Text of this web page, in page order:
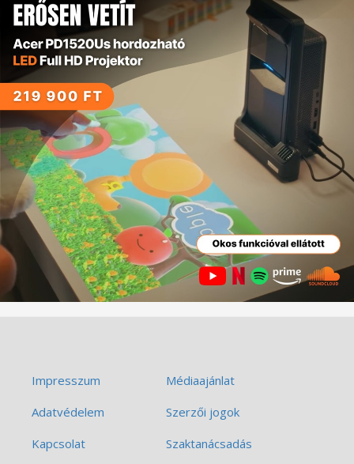
Impresszum
Médiaajánlat
Adatvédelem
Szerzői jogok
Kapcsolat
Szaktanácsadás